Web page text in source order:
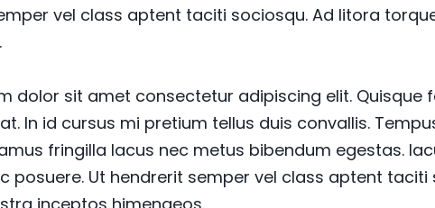
vel class aptent taciti sociosqu. Ad litora
dolor sit amet consectetur adipiscing elit. Quisque
In id cursus mi pretium tellus duis convallis.
fringilla lacus nec metus bibendum egestas.
posuere. Ut hendrerit semper vel class aptent